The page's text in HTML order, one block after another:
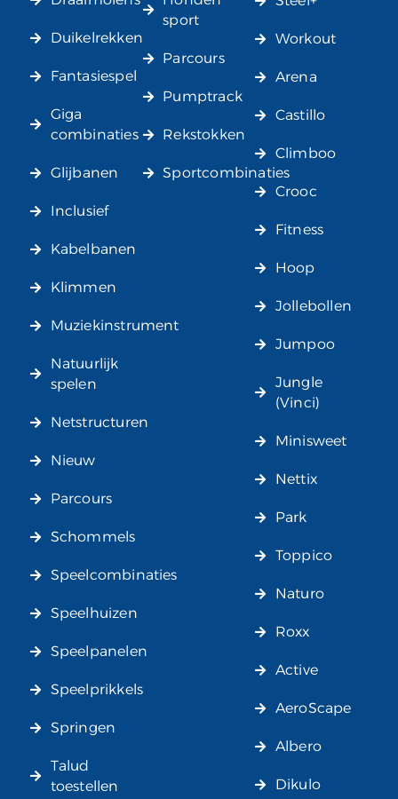
Duikelrekken
Fantasiespel
Giga
combinaties
Glijbanen
Inclusief
Kabelbanen
Klimmen
Muziekinstrument
Natuurlijk
spelen
Netstructuren
Nieuw
Parcours
Schommels
Speelcombinaties
Speelhuizen
Speelpanelen
Speelprikkels
Springen
Talud
toestellen
sport
Parcours
Pumptrack
Rekstokken
Sportcombinaties
Workout
Arena
Castillo
Climboo
Crooc
Fitness
Hoop
Jollebollen
Jumpoo
Jungle
(Vinci)
Minisweet
Nettix
Park
Toppico
Naturo
Roxx
Active
AeroScape
Albero
Dikulo